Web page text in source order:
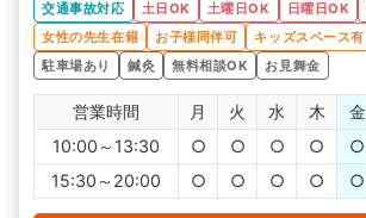
交通事故対応 土日OK 土曜日OK 日曜日OK
女性の先生在籍
お子様同伴可 キッズスペース有
駐車場あり
鍼灸 無料相談OK お見舞金
営業時間 月 火 水 木 金
10:00～13:30
○ ○ ○ ○ ○
15:30～20:00
○ ○ ○ ○ ○